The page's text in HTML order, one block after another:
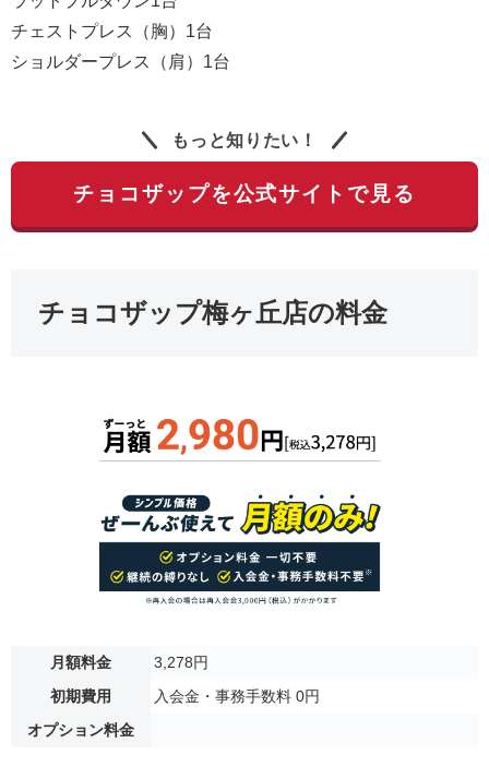
チェストプレス（胸）1台
ショルダープレス（肩）1台
もっと知りたい！
チョコザップを公式サイトで見る
チョコザップ梅ヶ丘店の料金
月額料金
3,278円
初期費用
入会金・事務手数料 0円
オプション料金